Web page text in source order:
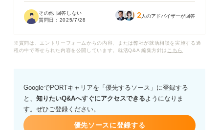
もともと今の職場に大きな不満があったわけではなく、
がなくなってきました。
気持ちが揺らぐのは、自分に軸がないということなのか
も気になっています。
後悔しない決断をするための考え方や、自分の本音を見
その他 回答しない
質問日： 2025/7/28 2 人のアドバイザーが回答
※質問は、エントリーフォームからの内容、または弊社が就活相談を実施する過
程の中で寄せられた内容を公開しています。就活Q&A 編集方針は こちら
GoogleでPORTキャリアを「優先するソース」に登録する
と、 知りたいQ&Aへすぐにアクセスできるようになりま
す。ぜひご登録ください。
優先ソースに登録する